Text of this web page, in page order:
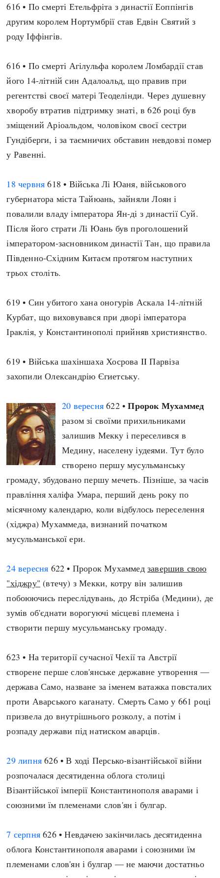
Азія
Америка
Нові статті
Популярні статті
#Хештеги
Автори
done
616 • По смерті Етельфріта з династії Еоппінгів
другим королем Нортумбрії став Едвін Святий з
роду Іффінгів.
616 • По смерті Агілульфа королем Ломбардії став
його 14-літній син Адалоальд, що правив при
регентстві своєї матері Теоделінди. Через душевну
хворобу втратив підтримку знаті, в 626 році був
зміщений Аріоальдом, чоловіком своєї сестри
Гундіберги, і за таємничих обставин невдовзі помер
у Равенні.
18 червня 618 • Війська Лі Юаня, військового
губернатора міста Тайюань, зайняли Лоян і
повалили владу імператора Ян-ді з династії Суй.
Після його страти Лі Юань був проголошений
імператором-засновником династії Тан, що правила
Південно-Східним Китаєм протягом наступних
трьох століть.
619 • Син убитого хана оногурів Аскала 14-літній
Курбат, що виховувався при дворі імператора
Іраклія, у Константинополі прийняв християнство.
619 • Війська шахіншаха Хосрова II Парвіза
захопили Олександрію Єгиетську.
20 вересня 622 •Пророк Мухаммед
разом зі своїми прихильниками
залишив Мекку і переселився в
Медину, населену іудеями. Тут було
створено першу мусульманську
громаду, збудовано першу мечеть. Пізніше, за часів
правління халіфа Умара, перший день року по
місячному календарю, коли відбулось переселення
(хіджра) Мухаммеда, визнаний початком
мусульманської ери.
24 вересня 622 • Пророк Мухаммедзавершив свою
"хіджру" (втечу) з Мекки, котру він залишив
побоюючись переслідувань, до Ястріба (Медини), де
зумів об'єднати ворогуючі місцеві племена і
створити першу мусульманську громаду.
623 • На території сучасної Чехії та Австрії
створене перше слов'янське державне утворення —
держава Само, назване за іменем ватажка повсталих
проти Аварського каганату. Смерть Само у 661 році
призвела до внутрішнього розколу, а потім і
розпаду держави під натиском аварців.
29 липня 626 • В ході Персько-візантійської війни
розпочалася десятиденна облога столиці
Візантійської імперії Константинополя аварами і
союзними їм племенами слов'ян і булгар.
7 серпня 626 • Невдачею закінчилась десятиденна
облога Константинополя аварами і союзними їм
племенами слов'ян і булгар — не маючи достатньо